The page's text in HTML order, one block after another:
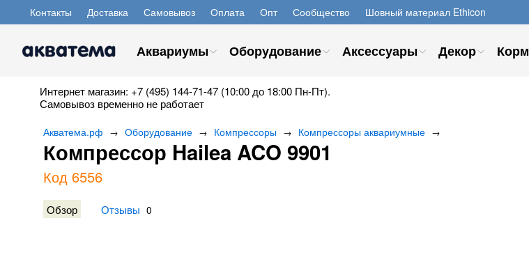
Контакты Доставка Самовывоз Оплата Опт Сообщество Шовный материал Ethicon
Аквариумы Оборудование Аксессуары Декор Корм
Интернет магазин: +7 (495) 144-71-47 (10:00 до 18:00 Пн-Пт).
Самовывоз временно не работает
Акватема.рф → Оборудование → Компрессоры → Компрессоры аквариумные →
Компрессор Hailea ACO 9901
Код 6556
Обзор Отзывы 0